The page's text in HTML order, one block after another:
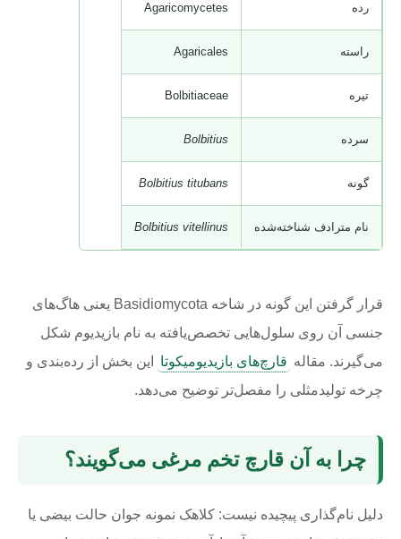
رده Agaricomycetes
راسته Agaricales
تیره Bolbitiaceae
سرده Bolbitius
گونه Bolbitius titubans
نام مترادف شناخته‌شده Bolbitius vitellinus
قرار گرفتن این گونه در شاخه Basidiomycota یعنی هاگ‌های
جنسی آن روی سلول‌هایی تخصص‌یافته به نام بازیدیوم شکل
می‌گیرند. مقاله قارچ‌های بازیدیومیکوتا
این بخش از رده‌بندی و
چرخه تولیدمثلی را مفصل‌تر توضیح می‌دهد.
چرا به آن قارچ تخم مرغی می‌گویند؟
دلیل نام‌گذاری پیچیده نیست: کلاهک نمونه جوان حالت بیضی یا